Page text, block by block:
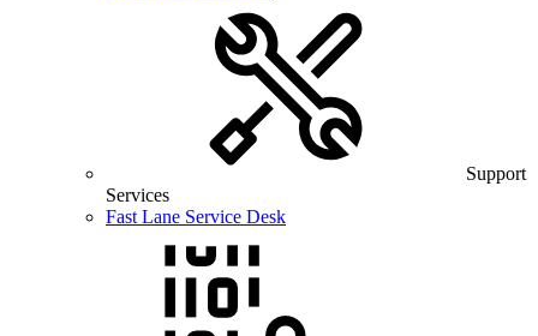
Support
Services
Fast Lane Service Desk